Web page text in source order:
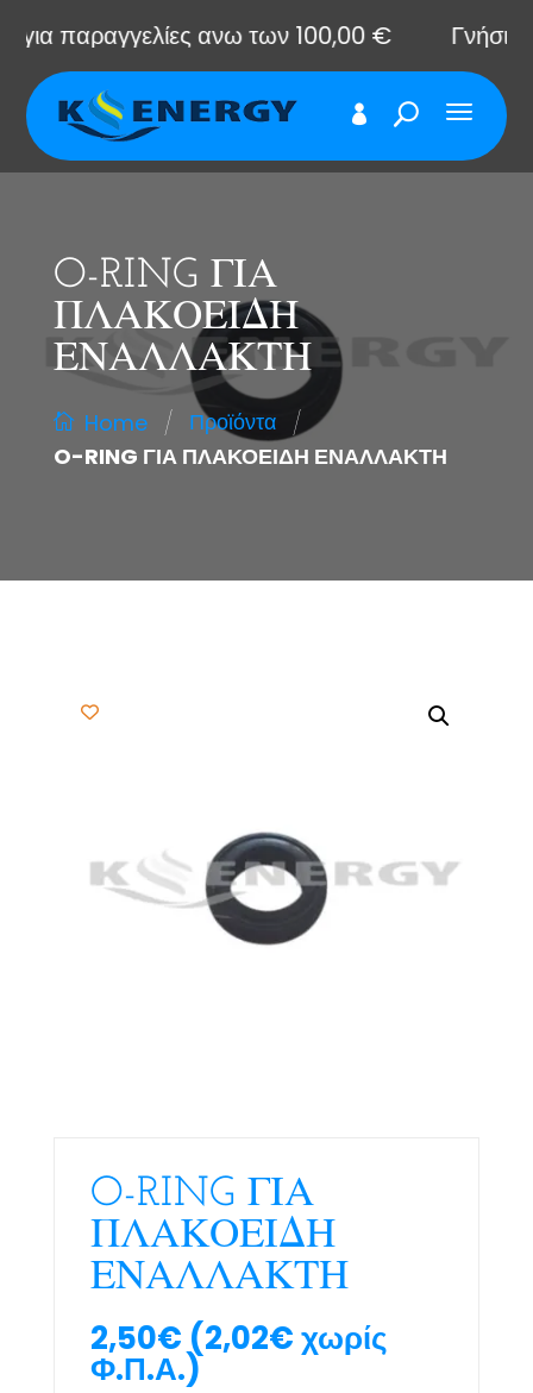
παραγγελίες ανω των 100,00 € Γνήσια
O-RING ΓΙΑ
ΠΛΑΚΟΕΙΔΗ
ΕΝΑΛΛΑΚΤΗ
Home / Προϊόντα /
O-RING ΓΙΑ ΠΛΑΚΟΕΙΔΗ ΕΝΑΛΛΑΚΤΗ
O-RING ΓΙΑ
ΠΛΑΚΟΕΙΔΗ
ΕΝΑΛΛΑΚΤΗ
2,50€ (2,02€χωρίς
Φ.Π.Α.)